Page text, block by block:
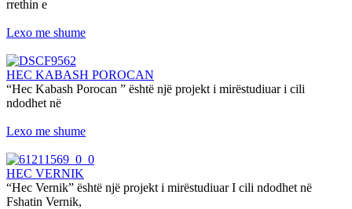
rrethin e
Lexo me shume
HEC KABASH POROCAN
“Hec Kabash Porocan ” është një projekt i mirëstudiuar i cili
ndodhet në
Lexo me shume
HEC VERNIK
“Hec Vernik” është një projekt i mirëstudiuar I cili ndodhet në
Fshatin Vernik,